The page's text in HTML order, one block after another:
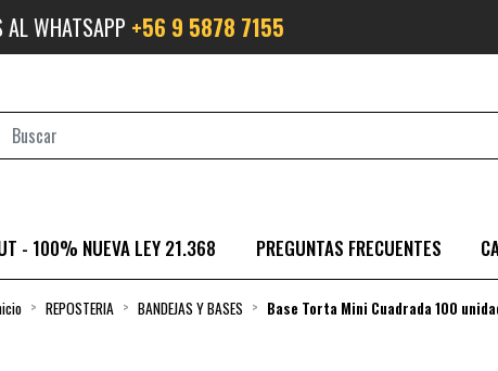
AL WHATSAPP +56 9 5878 7155
- 100% NUEVA LEY 21.368 PREGUNTAS FRECUENTES
REPOSTERIA BANDEJAS Y BASES Base Torta Mini Cuadrada 100